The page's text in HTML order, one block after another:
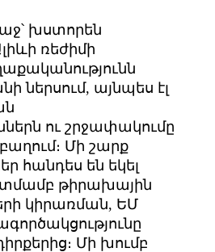
խստորեն
ռեժիմի
ներսում, այնպես էլ
ու շրջափակումը
Մի շարք
հանդես են եկել
թիրախային
կիրառման, ԵՄ
Մի խումբ